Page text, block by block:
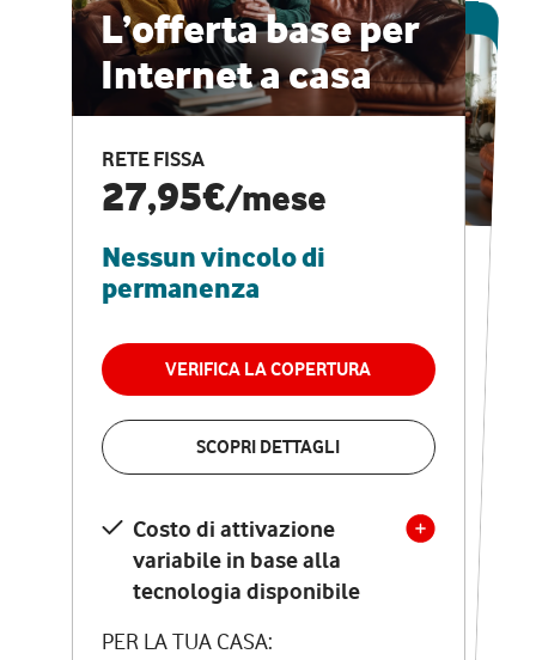
L’offerta base per
Internet a casa
RETE FISSA
27,95€/mese
Nessun vincolo di
permanenza
VERIFICA LA COPERTURA
SCOPRI DETTAGLI
Costo di attivazione
variabile in base alla
tecnologia disponibile
PER LA TUA CASA:
ESCLUSIVA ONLINE
CASA PRO
Internet veloce e
vantaggi speciali
RETE FISSA + VODAFONE CLUB
29,95€
permanenza
VERIFICA LA COPERTURA
Costo di attivazione
variabile in base alla
tecnologia disponibile
PER LA TUA CASA: